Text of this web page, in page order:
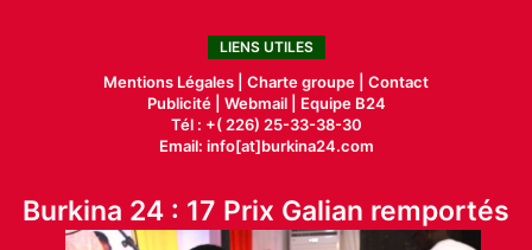
LIENS UTILES
Mentions Légales | Charte groupe | Contact
Publicité| Webmail |
Equipe B24
Tél : +( 226) 25-33-38-30
Email: info[at]burkina24.com
Burkina 24 : 17 Prix Galian remportés